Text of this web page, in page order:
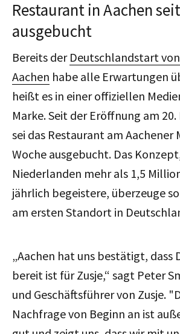
Restaurant in Aachen
ausgebucht
Bereits der Deutschlandstart
Aachen habe alle Erwartungen
heißt es in einer offiziellen
Marke. Seit der Eröffnung am 20.
sei das Restaurant am Aachener
Woche ausgebucht. Das
Niederlanden mehr als 1,5
jährlich begeistere, überzeuge
am ersten Standort in
„Aachen hat uns bestätigt, dass
bereit ist für Zusje,“ sagt Peter
und Geschäftsführer von Zusje. "
Nachfrage von Beginn an ist